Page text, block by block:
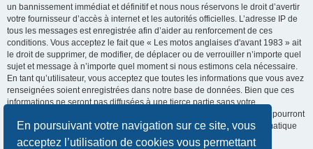
En poursuivant votre navigation sur ce site, vous
acceptez l’utilisation de cookies vous permettant
un bannissement immédiat et définitif et nous nous réservons le droit d’avertir
votre fournisseur d’accès à internet et les autorités officielles. L’adresse IP de
tous les messages est enregistrée afin d’aider au renforcement de ces
conditions. Vous acceptez le fait que « Les motos anglaises d'avant 1983 » ait
le droit de supprimer, de modifier, de déplacer ou de verrouiller n’importe quel
sujet et message à n’importe quel moment si nous estimons cela nécessaire.
En tant qu’utilisateur, vous acceptez que toutes les informations que vous avez
renseignées soient enregistrées dans notre base de données. Bien que ces
informations ne seront pas diffusées à une tierce partie sans votre
consentement, ni « Les motos anglaises d'avant 1983 », ni phpBB, ne pourront
être tenus comme responsables en cas de tentative de piratage informatique
visant à compromettre vos données.